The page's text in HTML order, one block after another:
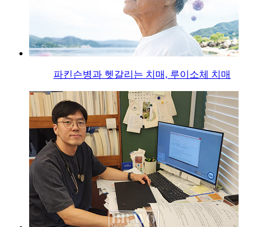
파킨슨병과 헷갈리는 치매, 루이소체 치매